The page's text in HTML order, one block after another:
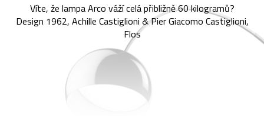
Víte, že lampa Arco váží celá přibližně 60 kilogramů?
Design 1962, Achille Castiglioni & Pier Giacomo Castiglioni,
Flos